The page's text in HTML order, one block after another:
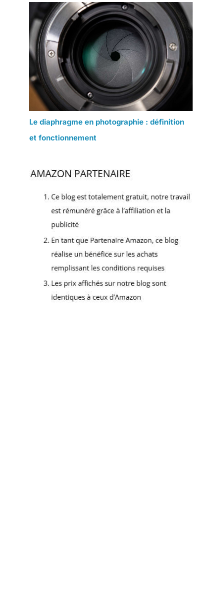
Le diaphragme en photographie : définition
et fonctionnement